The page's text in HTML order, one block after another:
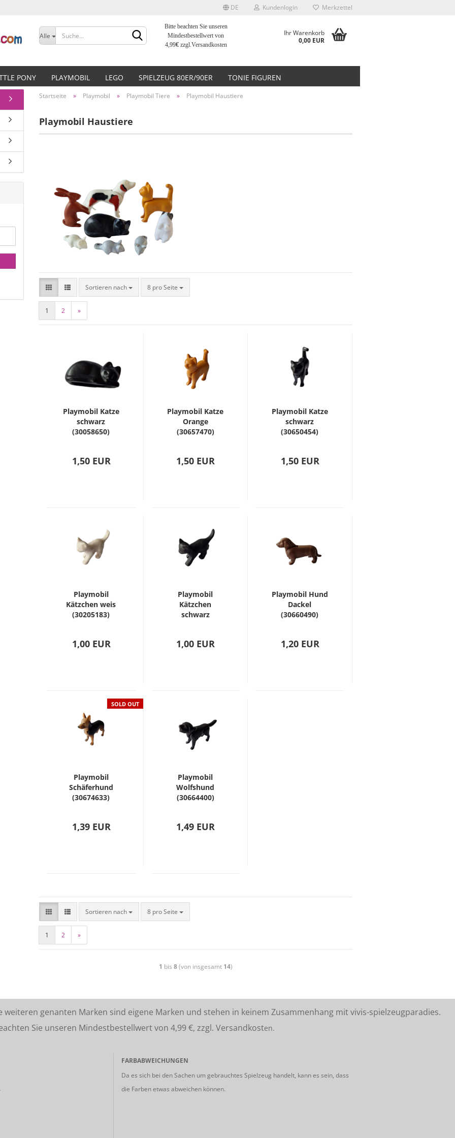
DE
Sprache auswählen
Lieferland
Kundenlogin Merkzettel
Alle
Bitte beachten Sie unseren
Mindestbestellwert von
4,99€zzgl.Versandkosten
Ihr Warenkorb
0,00 EUR
PONY PLAYMOBIL LEGO SPIELZEUG 80ER/90ER TONIE FIGUREN
Startseite » Playmobil » Playmobil Tiere » Playmobil Haustiere
Playmobil Haustiere
Sortieren nach 8 pro Seite
1 2 »
Playmobil Katze
schwarz
(30058650)
1,50 EUR
Playmobil Katze
Orange
(30657470)
1,50 EUR
Playmobil Katze
schwarz
(30650454)
1,50 EUR
Playmobil
Kätzchen weis
(30205183)
1,00 EUR
Playmobil
Kätzchen
schwarz
1,00 EUR
Playmobil Hund
Dackel
(30660490)
1,20 EUR
SOLD OUT
Playmobil
Schäferhund
(30674633)
1,39 EUR
Playmobil
Wolfshund
(30664400)
1,49 EUR
Sortieren nach 8 pro Seite
1 2 »
1 bis8(von insgesamt 14)
genanten Marken sind eigene Marken und stehen in keinem Zusammenhang mit vivis-spielzeugparadies.
Sie unseren Mindestbestellwert von 4,99 €, zzgl. Versandkosten.
FARBABWEICHUNGEN
Da es sich bei den Sachen um gebrauchtes Spielzeug handelt, kann es sein, dass
die Farben etwas abweichen können.